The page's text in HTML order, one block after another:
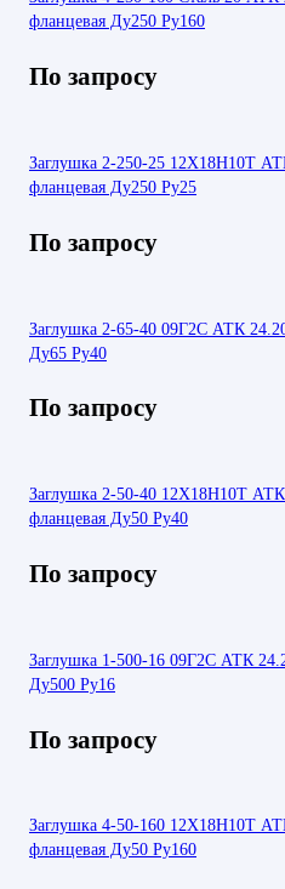
фланцевая Ду250 Ру160
По запросу
Заглушка 2-250-25 12Х18Н10Т
фланцевая Ду250 Ру25
По запросу
Заглушка 2-65-40 09Г2С АТК
Ду65 Ру40
По запросу
Заглушка 2-50-40 12Х18Н10Т
фланцевая Ду50 Ру40
По запросу
Заглушка 1-500-16 09Г2С АТК
Ду500 Ру16
По запросу
Заглушка 4-50-160 12Х18Н10Т
фланцевая Ду50 Ру160